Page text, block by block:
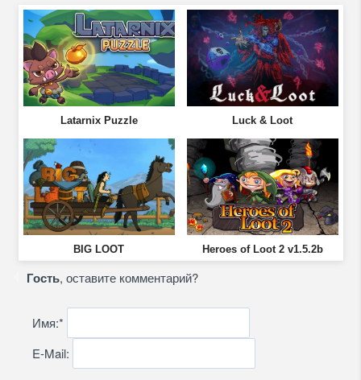
Latarnix Puzzle Luck & Loot
BIG LOOT Heroes of Loot 2 v1.5.2b
Гость, оставите комментарий?
Имя:*
E-Mail: